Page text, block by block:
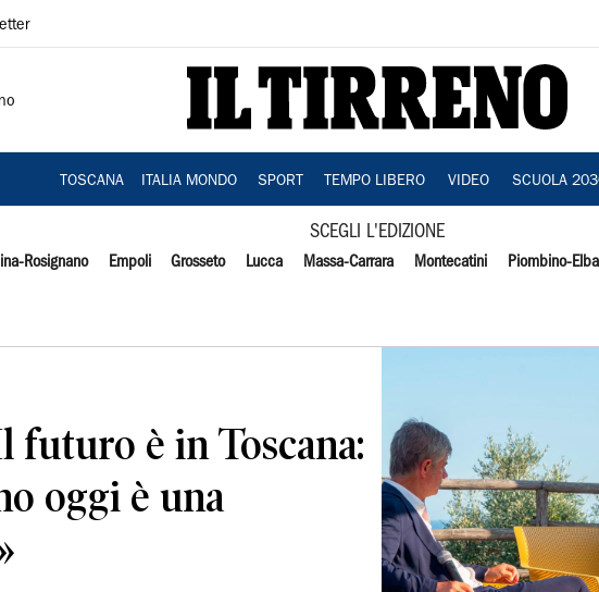
TOSCANA ITALIA MONDO SPORT TEMPO LIBERO VIDEO SCUOLA
SCEGLI L'EDIZIONE
Rosignano Empoli Grosseto Lucca Massa-Carrara Montecatini Piombino-Elba
futuro è in Toscana:
oggi è una